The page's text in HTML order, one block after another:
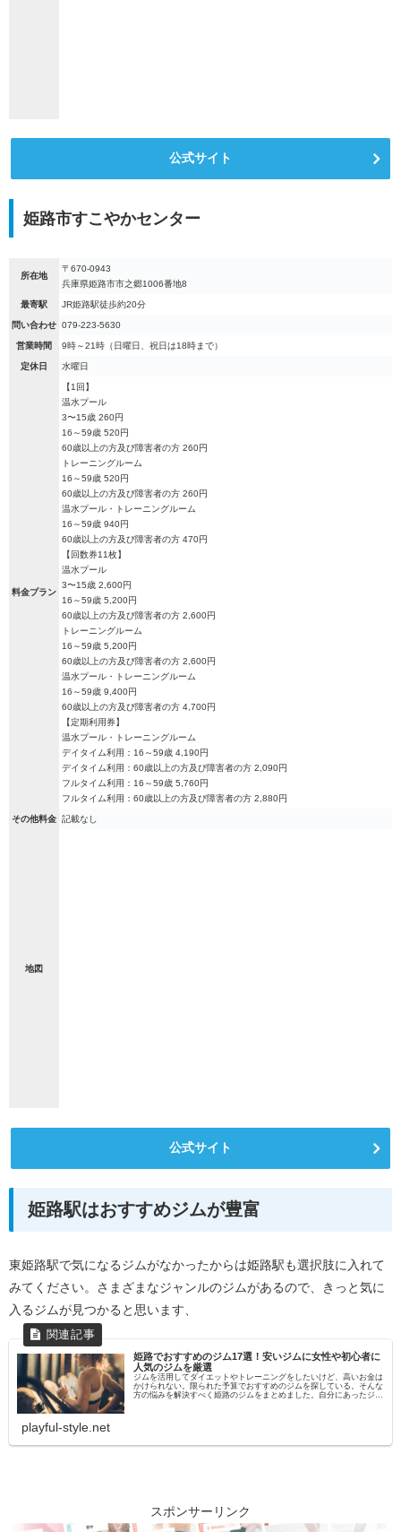
公式サイト
姫路市すこやかセンター
所在地
〒670-0943
兵庫県姫路市市之郷1006番地8
最寄駅 JR姫路駅徒歩約20分
問い合わせ 079-223-5630
営業時間 9時～21時（日曜日、祝日は18時まで）
定休日 水曜日
料金プラン
【1回】
温水プール
3〜15歳 260円
16～59歳 520円
60歳以上の方及び障害者の方 260円
トレーニングルーム
16～59歳 520円
60歳以上の方及び障害者の方 260円
温水プール・トレーニングルーム
16～59歳 940円
60歳以上の方及び障害者の方 470円
【回数券11枚】
温水プール
3〜15歳 2,600円
16～59歳 5,200円
60歳以上の方及び障害者の方 2,600円
トレーニングルーム
16～59歳 5,200円
60歳以上の方及び障害者の方 2,600円
温水プール・トレーニングルーム
16～59歳 9,400円
60歳以上の方及び障害者の方 4,700円
【定期利用券】
温水プール・トレーニングルーム
デイタイム利用：16～59歳 4,190円
デイタイム利用：60歳以上の方及び障害者の方 2,090円
フルタイム利用：16～59歳 5,760円
フルタイム利用：60歳以上の方及び障害者の方 2,880円
その他料金 記載なし
地図
公式サイト
姫路駅はおすすめジムが豊富
東姫路駅で気になるジムがなかったからは姫路駅も選択肢に入れて
みてください。さまざまなジャンルのジムがあるので、きっと気に
入るジムが見つかると思います、
姫路でおすすめのジム17選！安いジムに女性や初心者に
人気のジムを厳選
ジムを活用してダイエットやトレーニングをしたいけど、高いお金は
かけられない。限られた予算でおすすめのジムを探している。そんな
方の悩みを解決すべく姫路のジムをまとめました。自分にあったジム
playful-style.net
スポンサーリンク